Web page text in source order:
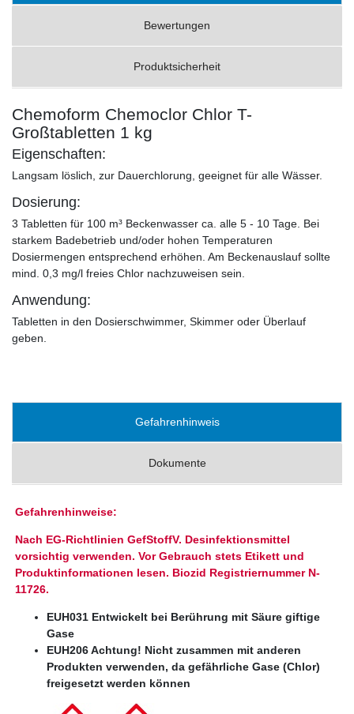
Bewertungen
Produktsicherheit
Chemoform Chemoclor Chlor T-
Großtabletten 1 kg
Eigenschaften:
Langsam löslich, zur Dauerchlorung, geeignet für alle Wässer.
Dosierung:
3 Tabletten für 100 m³ Beckenwasser ca. alle 5 - 10 Tage. Bei
starkem Badebetrieb und/oder hohen Temperaturen
Dosiermengen entsprechend erhöhen. Am Beckenauslauf sollte
mind. 0,3 mg/l freies Chlor nachzuweisen sein.
Anwendung:
Tabletten in den Dosierschwimmer, Skimmer oder Überlauf
geben.
Gefahrenhinweis
Dokumente
Gefahrenhinweise:
Nach EG-Richtlinien GefStoffV. Desinfektionsmittel
vorsichtig verwenden. Vor Gebrauch stets Etikett und
Produktinformationen lesen. Biozid Registriernummer N-
11726.
EUH031 Entwickelt bei Berührung mit Säure giftige
Gase
EUH206 Achtung! Nicht zusammen mit anderen
Produkten verwenden, da gefährliche Gase (Chlor)
freigesetzt werden können